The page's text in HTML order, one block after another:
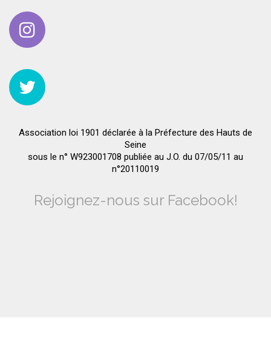
Association loi 1901 déclarée à la Préfecture des Hauts de
Seine
sous le n° W923001708 publiée au J.O. du 07/05/11 au
n°20110019
Rejoignez-nous sur Facebook!